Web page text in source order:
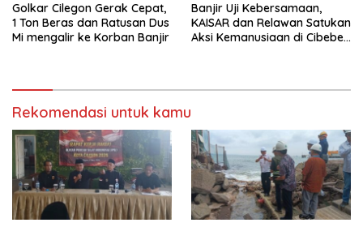
Golkar Cilegon Gerak Cepat,
1 Ton Beras dan Ratusan Dus
Mi mengalir ke Korban Banjir
Banjir Uji Kebersamaan,
KAISAR dan Relawan Satukan
Aksi Kemanusiaan di Cibeber
Rekomendasi untuk kamu